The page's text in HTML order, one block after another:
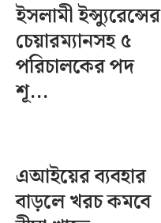
ইসলামী ইন্স্যুরেন্সের
চেয়ারম্যানসহ ৫
পরিচালকের পদ
শূ...
এআইয়ের ব্যবহার
বাড়লে খরচ কমবে